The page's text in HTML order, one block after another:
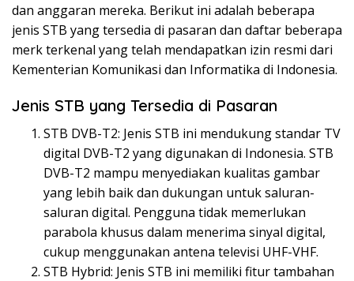
dan anggaran mereka. Berikut ini adalah beberapa
jenis STB yang tersedia di pasaran dan daftar beberapa
merk terkenal yang telah mendapatkan izin resmi dari
Kementerian Komunikasi dan Informatika di Indonesia.
Jenis STB yang Tersedia di Pasaran
STB DVB-T2: Jenis STB ini mendukung standar TV
digital DVB-T2 yang digunakan di Indonesia. STB
DVB-T2 mampu menyediakan kualitas gambar
yang lebih baik dan dukungan untuk saluran-
saluran digital. Pengguna tidak memerlukan
parabola khusus dalam menerima sinyal digital,
cukup menggunakan antena televisi UHF-VHF.
STB Hybrid: Jenis STB ini memiliki fitur tambahan